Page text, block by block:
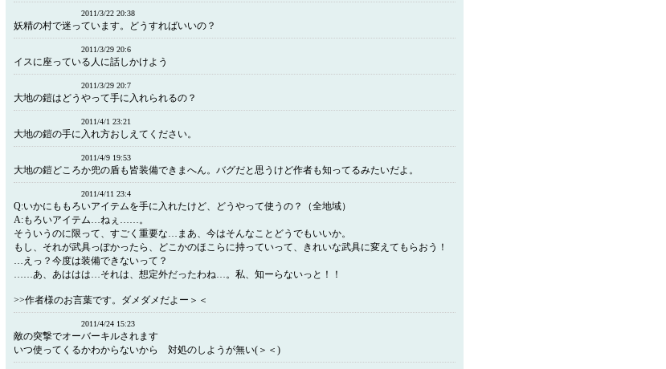
2011/3/22 20:38
妖精の村で迷っています。どうすればいいの？
2011/3/29 20:6
イスに座っている人に話しかけよう
2011/3/29 20:7
大地の鎧はどうやって手に入れられるの？
2011/4/1 23:21
大地の鎧の手に入れ方おしえてください。
2011/4/9 19:53
大地の鎧どころか兜の盾も皆装備できまへん。バグだと思うけど作者も知ってるみたいだよ。
2011/4/11 23:4
Q:いかにももろいアイテムを手に入れたけど、どうやって使うの？（全地域）
A:もろいアイテム…ねぇ……。
そういうのに限って、すごく重要な…まあ、今はそんなことどうでもいいか。
もし、それが武具っぽかったら、どこかのほこらに持っていって、きれいな武具に変えてもらおう！
…えっ？今度は装備できないって？
……あ、あははは…それは、想定外だったわね…。私、知ーらないっと！！
>>作者様のお言葉です。ダメダメだよー＞＜
2011/4/24 15:23
敵の突撃でオーバーキルされます
いつ使ってくるかわからないから 対処のしようが無い(＞＜)